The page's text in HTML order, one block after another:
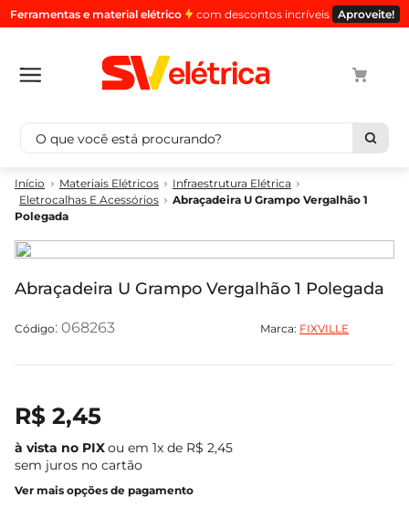
Ferramentas e material elétrico com descontos incríveis Aproveite!
O que você está procurando?
Materiais Elétricos
Infraestrutura Elétrica
Eletrocalhas E Acessórios
Abraçadeira U Grampo Vergalhão 1
Polegada
Abraçadeira U Grampo Vergalhão 1 Polegada
: 068263 Marca: FIXVILLE
R$ 2,45
ou em 1x de R$ 2,45
sem juros no cartão
Ver mais opções de pagamento
Termos mais buscados
1º
cabo
2º
luminaria
4º
cabo pp
5º 4